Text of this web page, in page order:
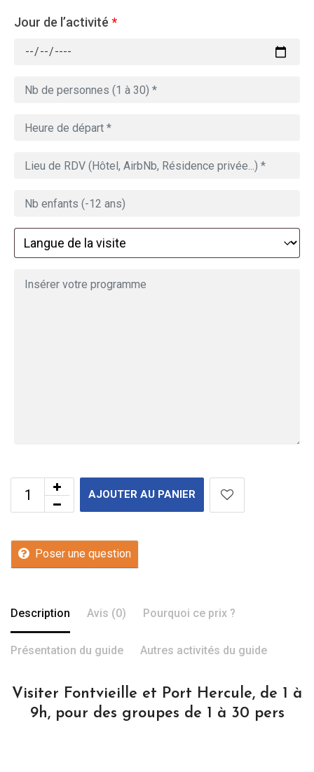
Jour de l’activité *
AJOUTER AU PANIER
Poser une question
Description Avis (0) Pourquoi ce prix ?
Présentation du guide Autres activités du guide
Visiter Fontvieille et Port Hercule, de 1 à
9h, pour des groupes de 1 à 30 pers